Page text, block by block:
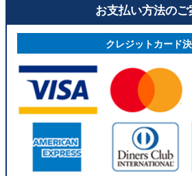
お支払い方法のご
クレジットカード